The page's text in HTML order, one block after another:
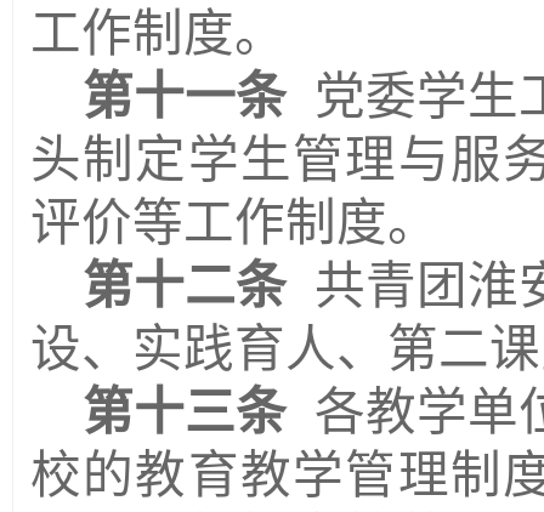
工作制度。
第十一条 党委学生
头制定学生管理与服
评价等工作制度。
第十二条 共青团淮
设、实践育人、第二
第十三条 各教学单
校的教育教学管理制